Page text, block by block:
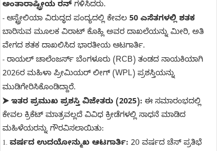
ಅಂತಾರಾಷ್ಟ್ರೀಯ ರನ್ ಗಳಿಸಿದರು.
- ಆಸ್ಟ್ರೇಲಿಯಾ ವಿರುದ್ಧದ ಪಂದ್ಯದಲ್ಲಿ ಕೇವಲ 50 ಎಸೆತಗಳಲ್ಲಿ ಶತಕ
ಬಾರಿಸುವ ಮೂಲಕ ವಿರಾಟ್ ಕೊಹ್ಲಿ ಅವರ ದಾಖಲೆಯನ್ನು ಮೀರಿ, ಅತಿ
ವೇಗದ ಶತಕ ದಾಖಲಿಸಿದ ಭಾರತೀಯ ಆಟಗಾರ್ತಿ.
- ರಾಯಲ್ ಚಾಲೆಂಜರ್ಸ್ ಬೆಂಗಳೂರು (RCB) ತಂಡದ ನಾಯಕಿಯಾಗಿ
2026ರ ಮಹಿಳಾ ಪ್ರೀಮಿಯರ್ ಲೀಗ್ (WPL) ಪ್ರಶಸ್ತಿಯನ್ನು
ಮುಡಿಗೇರಿಸಿಕೊಂಡಿದ್ದಾರೆ.
➤ ಇತರ ಪ್ರಮುಖ ಪ್ರಶಸ್ತಿ ವಿಜೇತರು (2025): ಈ ಸಮಾರಂಭದಲ್ಲಿ
ಕೇವಲ ಕ್ರಿಕೆಟ್ ಮಾತ್ರವಲ್ಲದೆ ವಿವಿಧ ಕ್ರೀಡೆಗಳಲ್ಲಿ ಸಾಧನೆ ಮಾಡಿದ
ಮಹಿಳೆಯರನ್ನು ಗೌರವಿಸಲಾಯಿತು:
1. ವರ್ಷದ ಉದಯೋನ್ಮುಖ ಆಟಗಾರ್ತಿ: 20 ವರ್ಷದ ಚೆಸ್ ಪ್ರತಿಭೆ